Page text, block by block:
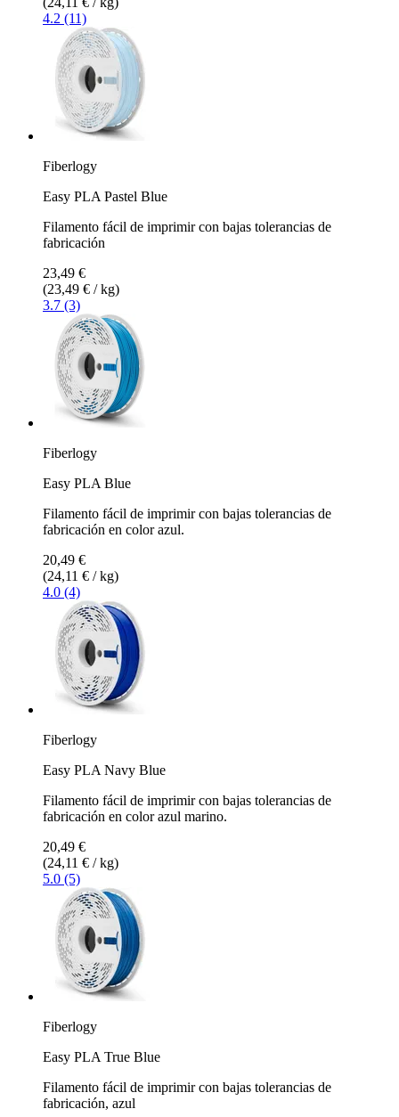
4.2 (11)
Fiberlogy
Easy PLA Pastel Blue
Filamento fácil de imprimir con bajas tolerancias de
fabricación
23,49 €
(23,49 € / kg)
3.7 (3)
Fiberlogy
Easy PLA Blue
Filamento fácil de imprimir con bajas tolerancias de
fabricación en color azul.
20,49 €
(24,11 € / kg)
4.0 (4)
Fiberlogy
Easy PLA Navy Blue
Filamento fácil de imprimir con bajas tolerancias de
fabricación en color azul marino.
20,49 €
(24,11 € / kg)
5.0 (5)
Fiberlogy
Easy PLA True Blue
Filamento fácil de imprimir con bajas tolerancias de
fabricación, azul